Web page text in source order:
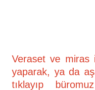
Veraset ve miras
yaparak, ya da
tıklayıp